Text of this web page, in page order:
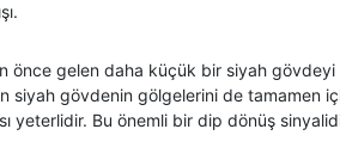
önce gelen daha küçük bir siyah gövdeyi
siyah gövdenin gölgelerini de tamamen
yeterlidir. Bu önemli bir dip dönüş